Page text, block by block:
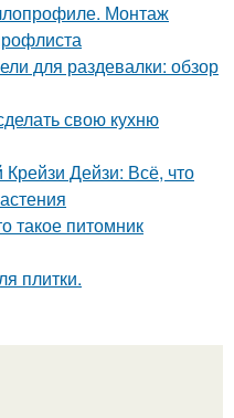
Монтаж
для раздевалки: обзор
свою кухню
Дейзи: Всё, что
такое питомник
плитки.